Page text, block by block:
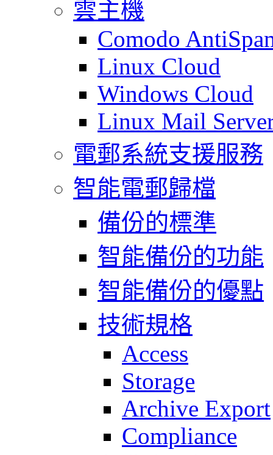
雲主機
Comodo
Linux Cloud
Windows Cloud
Linux Mail
電郵系統支援服務
智能電郵歸檔
備份的標準
智能備份的功能
智能備份的優點
技術規格
Access
Storage
Archive Export
Compliance